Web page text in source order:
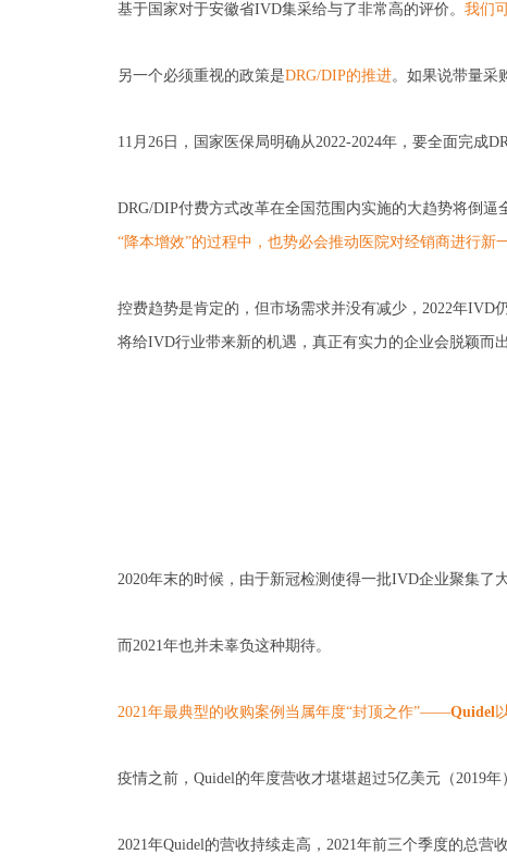
基于国家对于安徽省IVD集采给与了非常高的评价。 我们
另一个必须重视的政策是DRG/DIP的推进。如果说带量采
11月26日，国家医保局明确从2022-2024年，要全面完成
DRG/DIP付费方式改革在全国范围内实施的大趋势将倒
“降本增效”的过程中，也势必会推动医院对经销商进行新
控费趋势是肯定的，但市场需求并没有减少，2022年IVD
将给IVD行业带来新的机遇，真正有实力的企业会脱颖而出
2020年末的时候，由于新冠检测使得一批IVD企业聚集了
而2021年也并未辜负这种期待。
2021年最典型的收购案例当属年度“封顶之作”——Quidel
疫情之前，Quidel的年度营收才堪堪超过5亿美元（2019
2021年Quidel的营收持续走高，2021年前三个季度的总营